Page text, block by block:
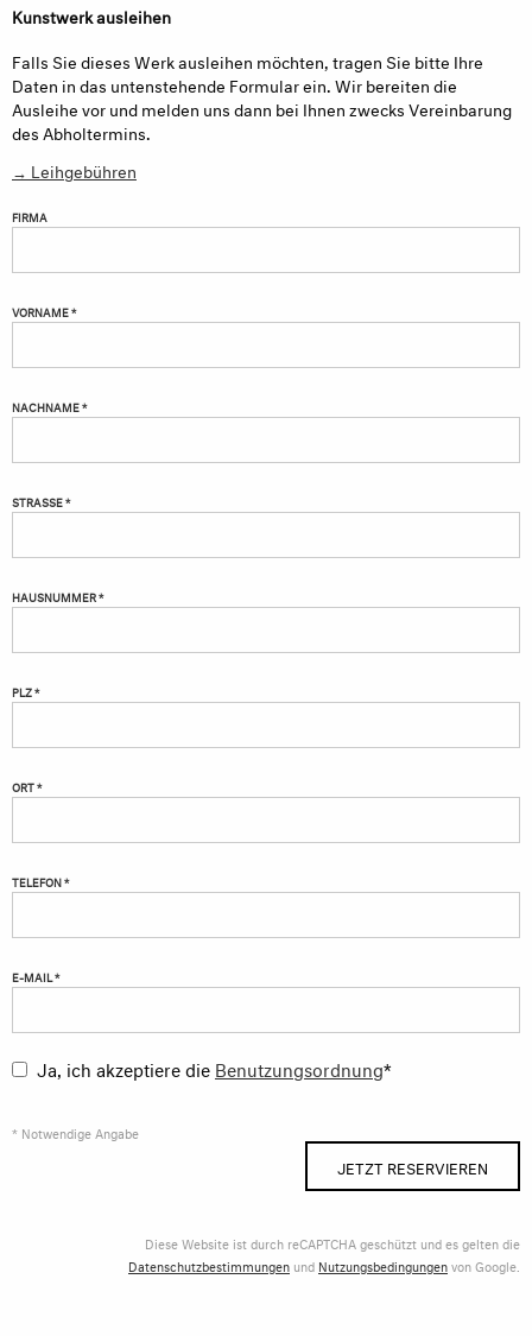
Kunstwerk ausleihen
Falls Sie dieses Werk ausleihen möchten, tragen Sie bitte Ihre
Daten in das untenstehende Formular ein. Wir bereiten die
Ausleihe vor und melden uns dann bei Ihnen zwecks Vereinbarung
des Abholtermins.
→ Leihgebühren
FIRMA
VORNAME *
NACHNAME *
STRASSE *
HAUSNUMMER *
PLZ *
ORT *
TELEFON *
E-MAIL *
Ja, ich akzeptiere die Benutzungsordnung*
* Notwendige Angabe
JETZT RESERVIEREN
Diese Website ist durch reCAPTCHA geschützt und es gelten die
Datenschutzbestimmungen und Nutzungsbedingungenvon Google.